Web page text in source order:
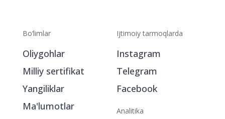
Bo‘limlar
Oliygohlar
Milliy sertifikat
Yangiliklar
Ma'lumotlar
Ijtimoiy tarmoqlarda
Instagram
Telegram
Facebook
Analitika